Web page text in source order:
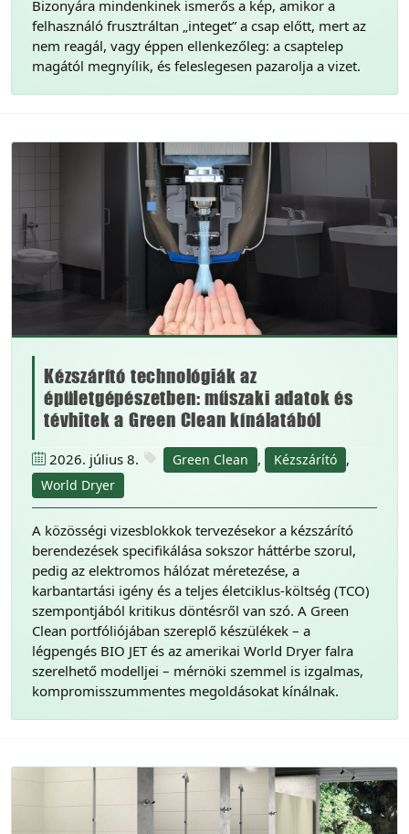
Bizonyára mindenkinek ismerős a kép, amikor a
felhasználó frusztráltan „integet” a csap előtt, mert az
nem reagál, vagy éppen ellenkezőleg: a csaptelep
magától megnyílik, és feleslegesen pazarolja a vizet.
Kézszárító technológiák az
épületgépészetben: műszaki adatok és
tévhitek a Green Clean kínálatából
2026. július 8. Green Clean , Kézszárító ,
World Dryer
A közösségi vizesblokkok tervezésekor a kézszárító
berendezések specifikálása sokszor háttérbe szorul,
pedig az elektromos hálózat méretezése, a
karbantartási igény és a teljes életciklus-költség (TCO)
szempontjából kritikus döntésről van szó. A Green
Clean portfóliójában szereplő készülékek – a
légpengés BIO JET és az amerikai World Dryer falra
szerelhető modelljei – mérnöki szemmel is izgalmas,
kompromisszummentes megoldásokat kínálnak.